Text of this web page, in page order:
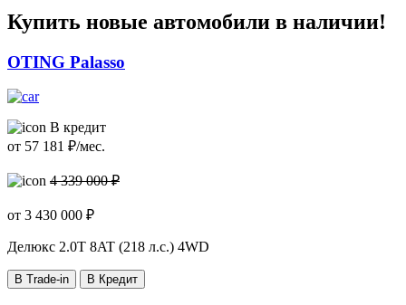
Купить новые автомобили в наличии!
OTING Palasso
В кредит
от 57 181 ₽/мес.
4 339 000 ₽
от 3 430 000 ₽
Делюкс 2.0T 8AT (218 л.с.) 4WD
В Trade-in В Кредит